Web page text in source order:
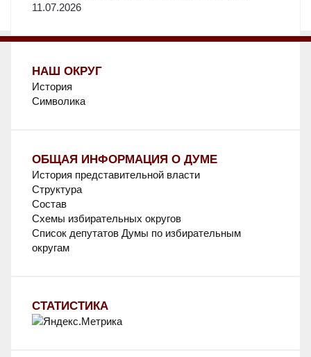
11.07.2026
НАШ ОКРУГ
История
Символика
ОБЩАЯ ИНФОРМАЦИЯ О ДУМЕ
История представительной власти
Структура
Состав
Схемы избирательных округов
Список депутатов Думы по избирательным
округам
СТАТИСТИКА